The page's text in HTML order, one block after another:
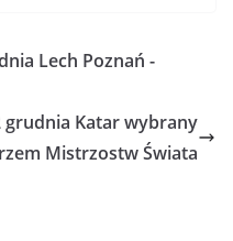
Lech Poznań -
grudnia Katar wybrany
Mistrzostw Świata